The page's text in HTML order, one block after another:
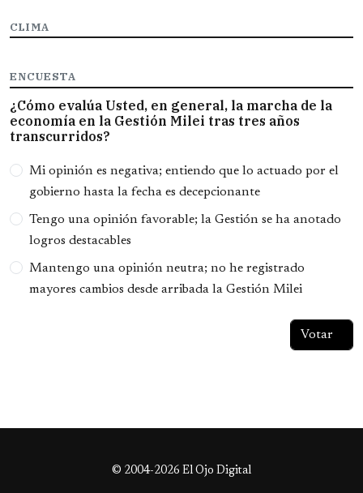
CLIMA
ENCUESTA
¿Cómo evalúa Usted, en general, la marcha de la
economía en la Gestión Milei tras tres años
transcurridos?
Opciones
Mi opinión es negativa; entiendo que lo actuado por el
gobierno hasta la fecha es decepcionante
Tengo una opinión favorable; la Gestión se ha anotado
logros destacables
Mantengo una opinión neutra; no he registrado
mayores cambios desde arribada la Gestión Milei
© 2004-2026 El Ojo Digital